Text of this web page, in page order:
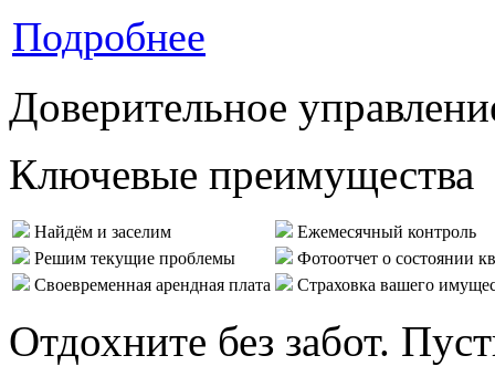
Подробнее
Доверительное
Ключевые преимущества
Найдём и заселим
Ежемесячный контроль
Решим текущие проблемы
Фотоотчет о состоянии
Своевременная арендная плата
Страховка вашего
Отдохните без забот.